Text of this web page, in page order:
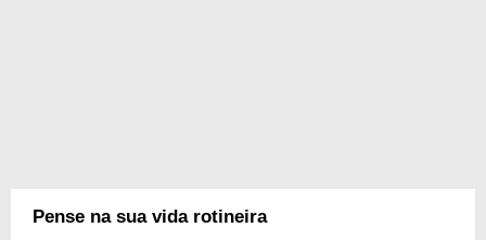
Pense na sua vida rotineira